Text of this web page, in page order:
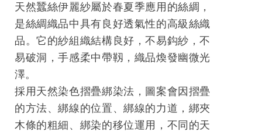
員
中
心
加
入
平
台
天然蠶絲伊麗紗屬於春夏季應用的絲綢，
是絲綢織品中具有良好透氣性的高級絲織
品。它的紗組織結構良好，不易鈎紗，不
易破洞，手感柔中帶靱，織品煥發幽微光
澤。
採用天然染色摺疊綁染法，圖案會因摺疊
的方法、綁線的位置、綁線的力道，綁夾
木條的粗細、綁染的移位運用，不同的天